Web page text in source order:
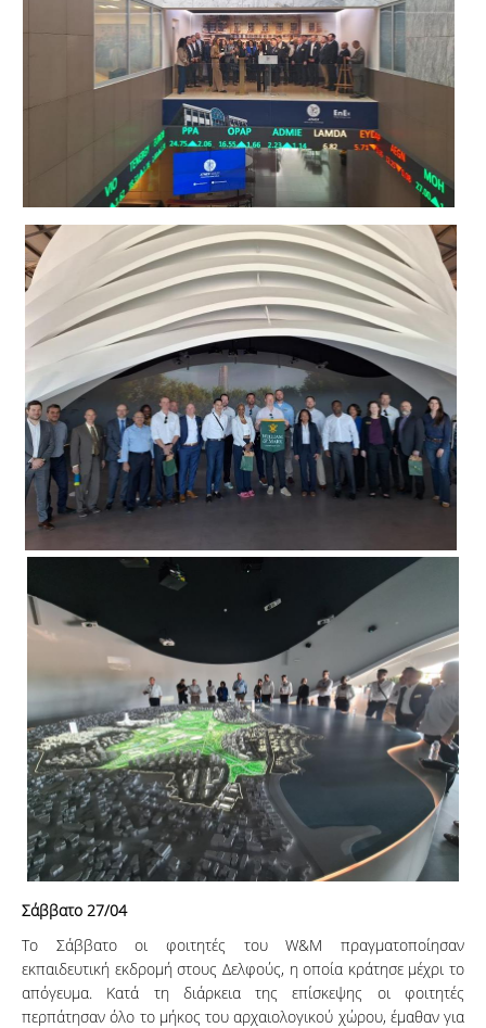
Σάββατο 27/04
Το Σάββατο οι φοιτητές του W&M πραγματοποίησαν
εκπαιδευτική εκδρομή στους Δελφούς, η οποία κράτησε μέχρι το
απόγευμα. Κατά τη διάρκεια της επίσκεψης οι φοιτητές
περπάτησαν όλο το μήκος του αρχαιολογικού χώρου, έμαθαν για